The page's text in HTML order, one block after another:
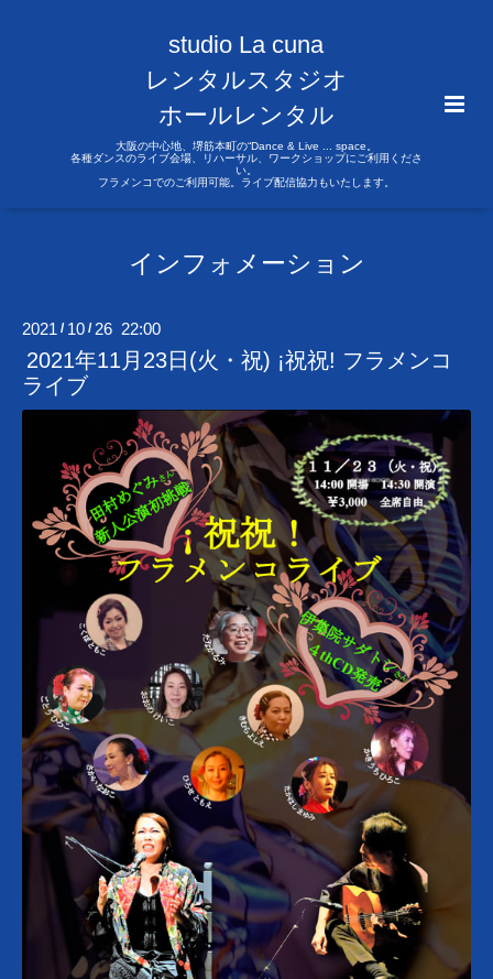
studio La cuna
レンタルスタジオ
ホールレンタル
大阪の中心地、堺筋本町の“Dance & Live ... space。
各種ダンスのライブ会場、リハーサル、ワークショップにご利用くださ
い。
フラメンコでのご利用可能。ライブ配信協力もいたします。
インフォメーション
2021 / 10 / 26 22:00
2021年11月23日(火・祝) ¡祝祝! フラメンコ
ライブ